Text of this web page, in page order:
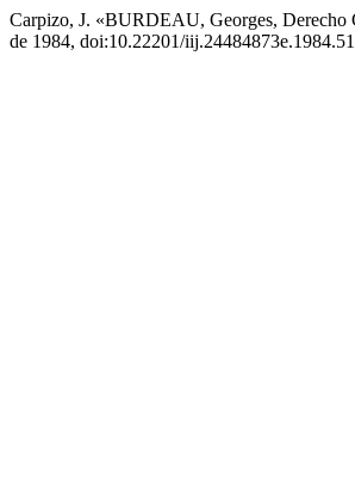
Carpizo, J. «BURDEAU, Georges,
de 1984, doi:10.22201/